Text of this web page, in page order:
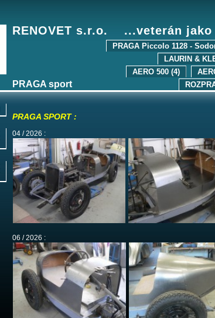
RENOVET s.r.o. ...veterán jako
PRAGA sport
PRAGA Piccolo 1128 -
LAURIN &
AERO 500 (4)
PRAGA SPORT :
04 / 2026 :
06 / 2026 :